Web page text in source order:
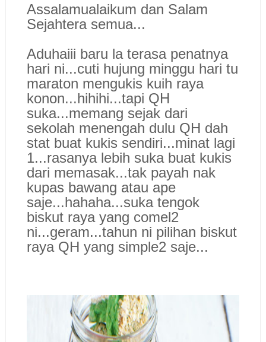
Assalamualaikum dan Salam
Sejahtera semua...
Aduhaiii baru la terasa penatnya
hari ni...cuti hujung minggu hari tu
maraton mengukis kuih raya
konon...hihihi...tapi QH
suka...memang sejak dari
sekolah menengah dulu QH dah
stat buat kukis sendiri...minat lagi
1...rasanya lebih suka buat kukis
dari memasak...tak payah nak
kupas bawang atau ape
saje...hahaha...suka tengok
biskut raya yang comel2
ni...geram...tahun ni pilihan biskut
raya QH yang simple2 saje...